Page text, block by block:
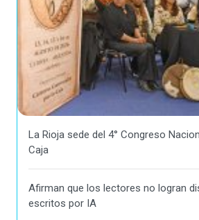
La Rioja sede del 4° Congreso
Caja
Afirman que los lectores no logran
escritos por IA